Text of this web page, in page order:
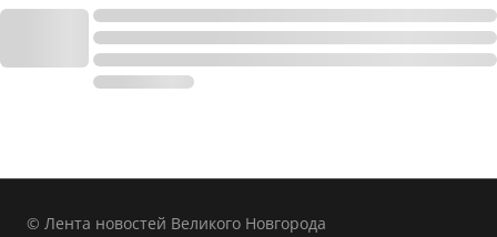
© Лента новостей Великого Новгорода